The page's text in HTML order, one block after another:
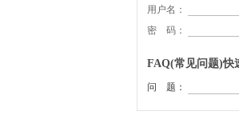
用户名：
密 码：
FAQ(常见问题)快
问 题：